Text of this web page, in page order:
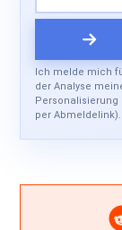
Ich melde mich
der Analyse
Personalisierung
per